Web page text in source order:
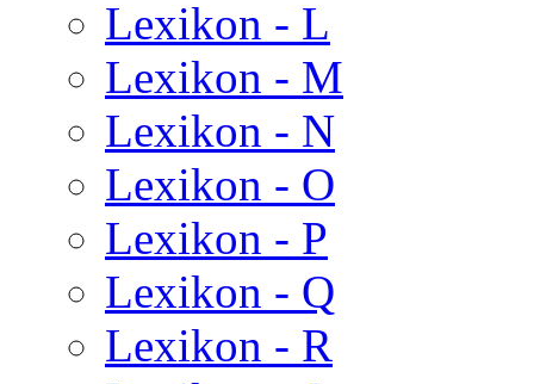
Lexikon - L
Lexikon - M
Lexikon - N
Lexikon - O
Lexikon - P
Lexikon - Q
Lexikon - R